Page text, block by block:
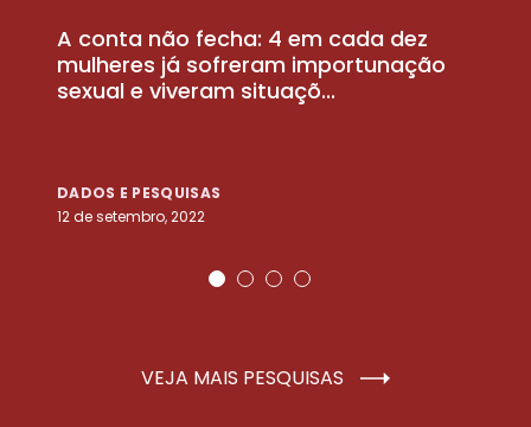
A conta não fecha: 4 em cada dez
mulheres já sofreram importunação
sexual e viveram situaçõ...
DADOS E PESQUISAS
12 de setembro, 2022
VEJA MAIS PESQUISAS